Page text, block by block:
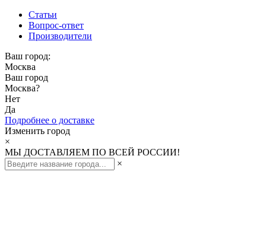
Статьи
Вопрос-ответ
Производители
Ваш город:
Москва
Ваш город
Москва?
Нет
Да
Подробнее о доставке
Изменить город
×
МЫ ДОСТАВЛЯЕМ ПО ВСЕЙ РОССИИ!
×